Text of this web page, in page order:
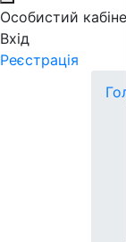
Особистий
Вхід
Реєстрація